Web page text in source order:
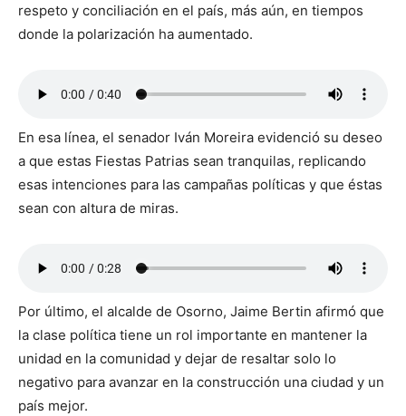
respeto y conciliación en el país, más aún, en tiempos
donde la polarización ha aumentado.
En esa línea, el senador Iván Moreira evidenció su deseo
a que estas Fiestas Patrias sean tranquilas, replicando
esas intenciones para las campañas políticas y que éstas
sean con altura de miras.
Por último, el alcalde de Osorno, Jaime Bertin afirmó que
la clase política tiene un rol importante en mantener la
unidad en la comunidad y dejar de resaltar solo lo
negativo para avanzar en la construcción una ciudad y un
país mejor.